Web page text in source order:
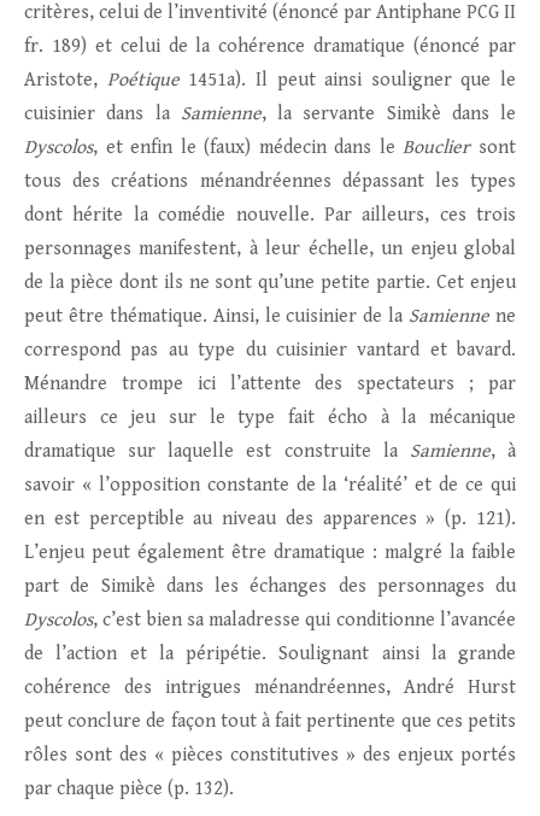
critères, celui de l’inventivité (énoncé par Antiphane PCG II
fr. 189) et celui de la cohérence dramatique (énoncé par
Aristote, Poétique 1451a). Il peut ainsi souligner que le
cuisinier dans la Samienne, la servante Simikè dans le
Dyscolos, et enfin le (faux) médecin dans leBoucliersont
tous des créations ménandréennes dépassant les types
dont hérite la comédie nouvelle. Par ailleurs, ces trois
personnages manifestent, à leur échelle, un enjeu global
de la pièce dont ils ne sont qu’une petite partie. Cet enjeu
peut être thématique. Ainsi, le cuisinier de la Samienne ne
correspond pas au type du cuisinier vantard et bavard.
Ménandre trompe ici l’attente des spectateurs ; par
ailleurs ce jeu sur le type fait écho à la mécanique
dramatique sur laquelle est construite la Samienne, à
savoir « l’opposition constante de la ‘réalité’ et de ce qui
en est perceptible au niveau des apparences » (p. 121).
L’enjeu peut également être dramatique : malgré la faible
part de Simikè dans les échanges des personnages du
Dyscolos, c’est bien sa maladresse qui conditionne l’avancée
de l’action et la péripétie. Soulignant ainsi la grande
cohérence des intrigues ménandréennes, André Hurst
peut conclure de façon tout à fait pertinente que ces petits
rôles sont des « pièces constitutives » des enjeux portés
par chaque pièce (p. 132).